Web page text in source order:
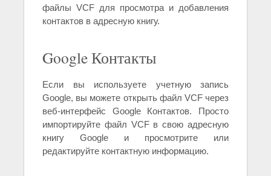
файлы VCF для просмотра и добавления
контактов в адресную книгу.
Google Контакты
Если вы используете учетную запись
Google, вы можете открыть файл VCF через
веб-интерфейс Google Контактов. Просто
импортируйте файл VCF в свою адресную
книгу Google и просмотрите или
редактируйте контактную информацию.